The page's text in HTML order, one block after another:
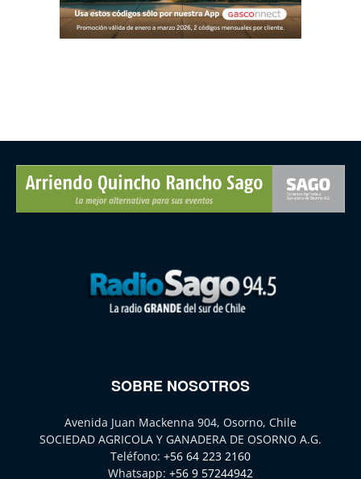
SOBRE NOSOTROS
Avenida Juan Mackenna 904, Osorno, Chile
SOCIEDAD AGRICOLA Y GANADERA DE OSORNO A.G.
Teléfono: +56 64 223 2160
Whatsapp: +56 9 57244942